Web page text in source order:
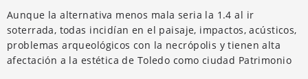
Aunque la alternativa menos mala seria la 1.4 al ir
soterrada, todas incidían en el paisaje, impactos, acústicos,
problemas arqueológicos con la necrópolis y tienen alta
afectación a la estética de Toledo como ciudad Patrimonio